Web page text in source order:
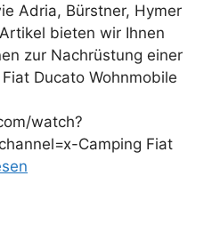
Adria, Bürstner, Hymer
bieten wir Ihnen
zur Nachrüstung einer
Ducato Wohnmobile
watch?
Camping Fiat